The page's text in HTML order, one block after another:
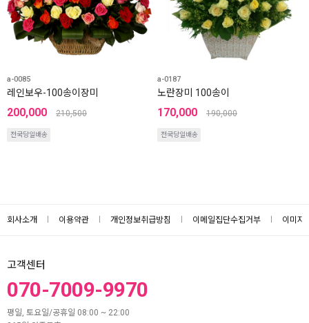
a-0085
레인보우-100송이장미
200,000 210,500
전국당일배송
a-0187
노란장미 100송이
170,000 190,000
전국당일배송
회사소개 이용약관 개인정보취급방침 이메일집단수집거부 이미지
고객센터
070-7009-9970
평일, 토요일/공휴일 08:00 ~ 22:00